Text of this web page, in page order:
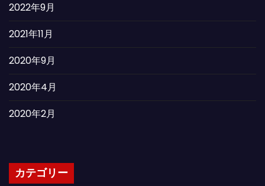
2022年9月
2021年11月
2020年9月
2020年4月
2020年2月
カテゴリー